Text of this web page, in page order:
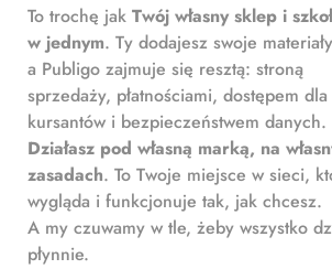
To trochę jak Twój własny sklep i
w jednym. Ty dodajesz swoje
a Publigo zajmuje się resztą: stroną
sprzedaży, płatnościami, dostępem dla
kursantów i bezpieczeństwem danych.
Działasz pod własną marką, na
zasadach. To Twoje miejsce w sieci,
wygląda i funkcjonuje tak, jak chcesz.
A my czuwamy w tle, żeby wszystko
płynnie.